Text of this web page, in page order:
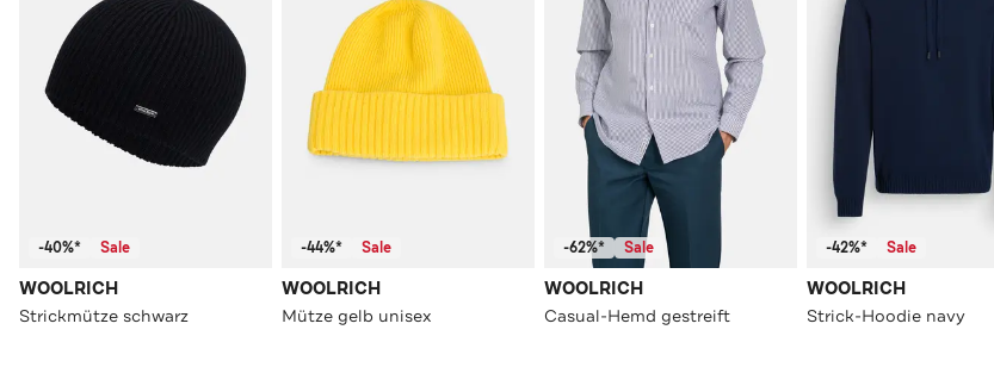
-40%* Sale
WOOLRICH
Strickmütze schwarz
-44%* Sale
WOOLRICH
Mütze gelb unisex
-62%* Sale
WOOLRICH
Casual-Hemd gestreift
-42%* Sale
WOOLRICH
Strick-Hoodie navy